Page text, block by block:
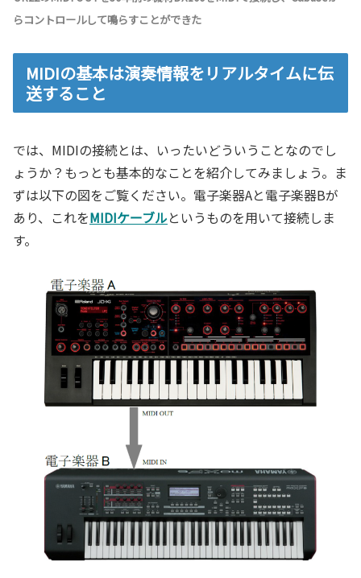
らコントロールして鳴らすことができた
MIDIの基本は演奏情報をリアルタイムに伝
送すること
では、MIDIの接続とは、いったいどういうことなのでし
ょうか？もっとも基本的なことを紹介してみましょう。ま
ずは以下の図をご覧ください。電子楽器Aと電子楽器Bが
あり、これをMIDIケーブルというものを用いて接続しま
す。